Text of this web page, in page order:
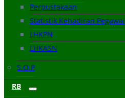
Perpustakaan
Statistik Kehadiran Pegawai
LHKPN
LHKASN
S.O.P
RB